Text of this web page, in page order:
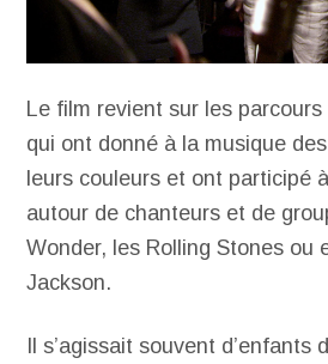
Le film revient sur les
qui ont donné à la musique
leurs couleurs et ont participé
autour de chanteurs et de
Wonder, les Rolling Stones ou
Jackson.
Il s’agissait souvent d’enfants